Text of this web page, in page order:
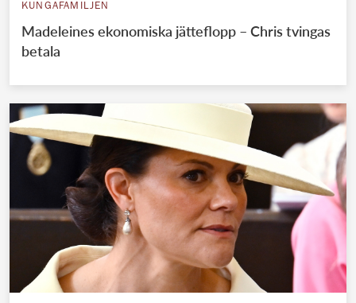
KUNGAFAMILJEN
Madeleines ekonomiska jätteflopp – Chris tvingas
betala